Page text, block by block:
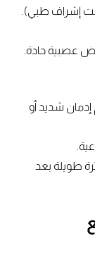
إشراف طبي).
عصبية حادة.
إدمان شديد أو
طويلة بعد